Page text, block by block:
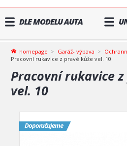
DLE MODELU AUTA
homepage Garáž- výbava
Pracovní rukavice z pravé kůže vel. 10
Pracovní rukavice
vel. 10
Doporučujeme